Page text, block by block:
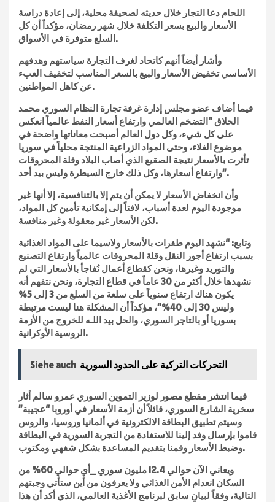
اللحام دعا التجار خلال حديثه لصحيفة محلية، إلى إعادة دراسة
الأسعار والبيع بسعر التكلفة خلال شهر رمضان، مؤكداً أن كل
السلع متوفرة في الأسواق.
وأشار أيضاً أنهم كاتحاد لغرف التجارة سياستهم وهدفهم
الأساسي تخفيض الأسعار والبيع بالسعر المناسب لتخفيف العبء
عن كاهل المواطنين.
فيما أضاف عضو مجلس إدارة غرفة تجارة النظام السوري محمد
الحلاق “التضخم العالمي وارتفاع أسعار النفط عالمياً انعكس
على كل شيء، وكل دول العالم أصبحت معاناتها واضحة في
موضوع الغلاء، وحتى المواد الزراعية المنتجة محلياً في سوريا
تأثرت بالأسعار نتيجة الصقيع الذي أصاب البلاد وقلة المحروقات
وارتفاع أسعارها، وكل ذلك خارج السيطرة وليس بيد أحد”.
وأن انخفاض الأسعار لا يمكن أن يتم إلا بالتنافسية، إلا أنها غير
موجودة اليوم لعدة أسباب، لافتاً إلى إمكانية تأمين كل المواد،
لكن الأسعار غير معقولة وغير منافسة.
وتابع: “نشهد اليوم طفرات بالأسعار ولاسيما على المواد الغذائية
بسبب ارتفاع أجور النقل وقلة المحروقات عالمياً وارتفاع التصنيع
والتوريد وغيرها، ونحن كقطاع أعمال نُفاجأ بالأسعار التي لم
نشهدها خلال أكثر من 30 عاماً في قطاع التجارة، ونحن نتفهم أنه
يكون هناك ارتفاع سنوياً على سلعة من السلع من 3 إلى 5%
وليس 30 إلى 40%”، مؤكداً أن المشكلة هنا ليست مرتبطة
بسوريا أو بالتاجر السوري، والحل بيد اللـه للخروج من الأزمة
الروسية الأوكرانية.
Siehe auch التحركات التركية على الحدود السورية
فيما انتشر مقطع مصور لوزير التموين السوري عمرو سالم أثار
سخرية الشارع السوري، قائلاً أن أزمة الأسعار في أوروبا “عجيبة”
وسيتم تطبيق البطاقة الالكترونية في ألمانيا وروسيا، والروس
قاموا بإرسال وفد إلينا للاستفادة من التجربة السورية في البطاقة
وضبط الأسعار وقمنا بتقديم المساعدة بشكل شفهي ومكتوب.
ويعاني الآن حوالي 12.4 مليون سوري _أي حوالي 60% من
السكان انعدام الأمن الغذائي ولا يعرفون من أين ستأتي وجبتهم
التالية، وفقاً لبيانٍ سابق لبرنامج الأغذية العالمي، الذي أكد أن هذا